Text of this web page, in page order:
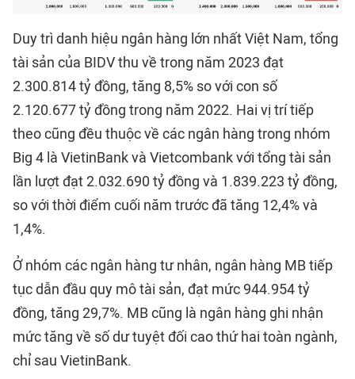
Duy trì danh hiệu ngân hàng lớn nhất Việt Nam, tổng
tài sản của BIDV thu về trong năm 2023 đạt
2.300.814 tỷ đồng, tăng 8,5% so với con số
2.120.677 tỷ đồng trong năm 2022. Hai vị trí tiếp
theo cũng đều thuộc về các ngân hàng trong nhóm
Big 4 là VietinBank và Vietcombank với tổng tài sản
lần lượt đạt 2.032.690 tỷ đồng và 1.839.223 tỷ đồng,
so với thời điểm cuối năm trước đã tăng 12,4% và
1,4%.
Ở nhóm các ngân hàng tư nhân, ngân hàng MB tiếp
tục dẫn đầu quy mô tài sản, đạt mức 944.954 tỷ
đồng, tăng 29,7%. MB cũng là ngân hàng ghi nhận
mức tăng về số dư tuyệt đối cao thứ hai toàn ngành,
chỉ sau VietinBank.